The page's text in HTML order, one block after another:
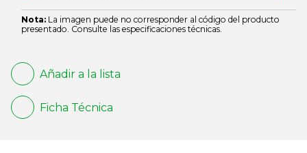
Nota: La imagen puede no corresponder al código del producto
presentado. Consulte las especificaciones técnicas.
Añadir a la lista
Ficha Técnica